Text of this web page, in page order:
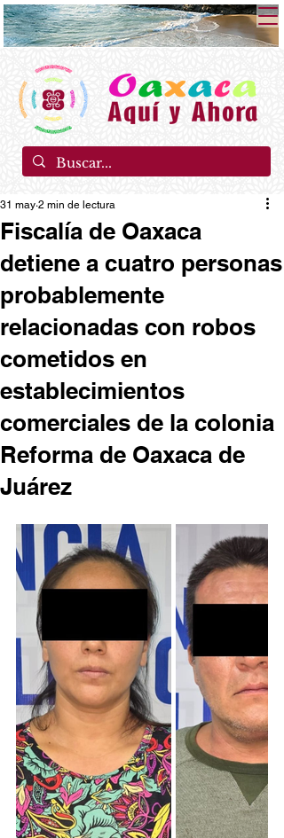
Fiscalía de Oaxaca
detiene a cuatro personas
probablemente
relacionadas con robos
cometidos en
establecimientos
comerciales de la colonia
Reforma de Oaxaca de
Juárez
31 may 2 min de lectura